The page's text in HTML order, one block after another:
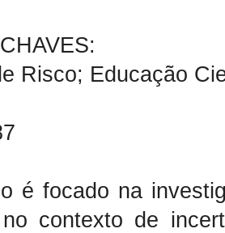
Risco; Educação
é focado na
contexto de